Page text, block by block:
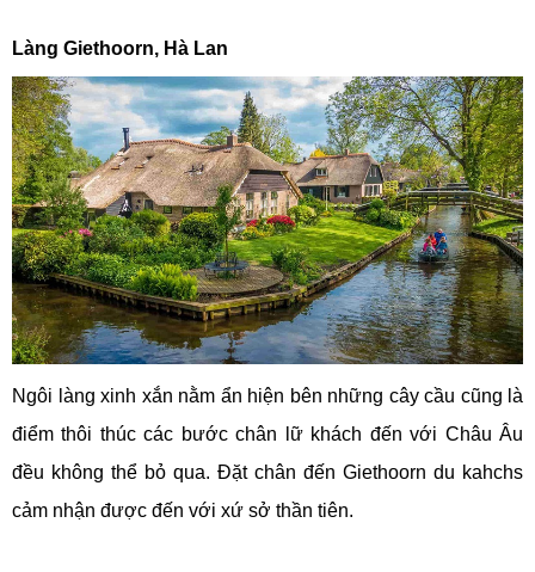
Làng Giethoorn, Hà Lan
Ngôi làng xinh xắn nằm ẩn hiện bên những cây cầu cũng là
điểm thôi thúc các bước chân lữ khách đến với Châu Âu
đều không thể bỏ qua. Đặt chân đến Giethoorn du kahchs
cảm nhận được đến với xứ sở thần tiên.